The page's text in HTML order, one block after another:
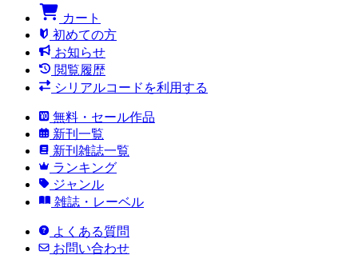
カート
初めての方
お知らせ
閲覧履歴
シリアルコードを利用する
無料・セール作品
新刊一覧
新刊雑誌一覧
ランキング
ジャンル
雑誌・レーベル
よくある質問
お問い合わせ